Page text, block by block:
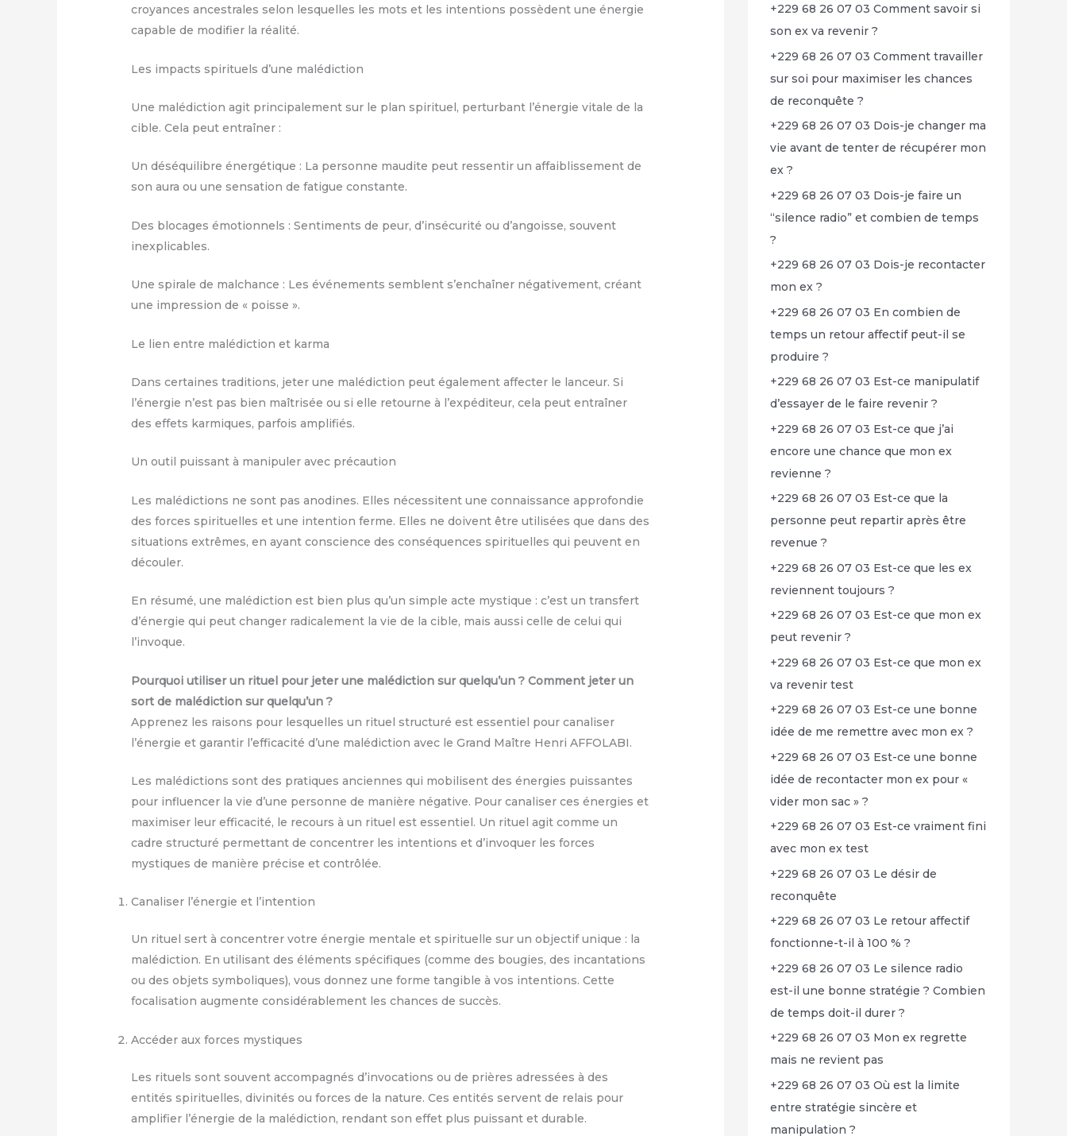
croyances ancestrales selon lesquelles les mots et les intentions possèdent une énergie
capable de modifier la réalité.
Les impacts spirituels d’une malédiction
Une malédiction agit principalement sur le plan spirituel, perturbant l’énergie vitale de la
cible. Cela peut entraîner :
Un déséquilibre énergétique : La personne maudite peut ressentir un affaiblissement de
son aura ou une sensation de fatigue constante.
Des blocages émotionnels : Sentiments de peur, d’insécurité ou d’angoisse, souvent
inexplicables.
Une spirale de malchance : Les événements semblent s’enchaîner négativement, créant
une impression de « poisse ».
Le lien entre malédiction et karma
Dans certaines traditions, jeter une malédiction peut également affecter le lanceur. Si
l’énergie n’est pas bien maîtrisée ou si elle retourne à l’expéditeur, cela peut entraîner
des effets karmiques, parfois amplifiés.
Un outil puissant à manipuler avec précaution
Les malédictions ne sont pas anodines. Elles nécessitent une connaissance approfondie
des forces spirituelles et une intention ferme. Elles ne doivent être utilisées que dans des
situations extrêmes, en ayant conscience des conséquences spirituelles qui peuvent en
découler.
En résumé, une malédiction est bien plus qu’un simple acte mystique : c’est un transfert
d’énergie qui peut changer radicalement la vie de la cible, mais aussi celle de celui qui
l’invoque.
Pourquoi utiliser un rituel pour jeter une malédiction sur quelqu’un ? Comment jeter un
sort de malédiction sur quelqu’un ?
Apprenez les raisons pour lesquelles un rituel structuré est essentiel pour canaliser
l’énergie et garantir l’efficacité d’une malédiction avec le Grand Maître Henri AFFOLABI.
Les malédictions sont des pratiques anciennes qui mobilisent des énergies puissantes
pour influencer la vie d’une personne de manière négative. Pour canaliser ces énergies et
maximiser leur efficacité, le recours à un rituel est essentiel. Un rituel agit comme un
cadre structuré permettant de concentrer les intentions et d’invoquer les forces
mystiques de manière précise et contrôlée.
Canaliser l’énergie et l’intention
Un rituel sert à concentrer votre énergie mentale et spirituelle sur un objectif unique : la
malédiction. En utilisant des éléments spécifiques (comme des bougies, des incantations
ou des objets symboliques), vous donnez une forme tangible à vos intentions. Cette
focalisation augmente considérablement les chances de succès.
Accéder aux forces mystiques
Les rituels sont souvent accompagnés d’invocations ou de prières adressées à des
entités spirituelles, divinités ou forces de la nature. Ces entités servent de relais pour
amplifier l’énergie de la malédiction, rendant son effet plus puissant et durable.
+229 68 26 07 03 Comment savoir si
son ex va revenir ?
+229 68 26 07 03 Comment travailler
sur soi pour maximiser les chances
de reconquête ?
+229 68 26 07 03 Dois-je changer ma
vie avant de tenter de récupérer mon
ex ?
+229 68 26 07 03 Dois-je faire un
“silence radio” et combien de temps
?
+229 68 26 07 03 Dois-je recontacter
mon ex ?
+229 68 26 07 03 En combien de
temps un retour affectif peut-il se
produire ?
+229 68 26 07 03 Est-ce manipulatif
d’essayer de le faire revenir ?
+229 68 26 07 03 Est-ce que j’ai
encore une chance que mon ex
revienne ?
+229 68 26 07 03 Est-ce que la
personne peut repartir après être
revenue ?
+229 68 26 07 03 Est-ce que les ex
reviennent toujours ?
+229 68 26 07 03 Est-ce que mon ex
peut revenir ?
+229 68 26 07 03 Est-ce que mon ex
va revenir test
+229 68 26 07 03 Est-ce une bonne
idée de me remettre avec mon ex ?
+229 68 26 07 03 Est-ce une bonne
idée de recontacter mon ex pour «
vider mon sac » ?
+229 68 26 07 03 Est-ce vraiment fini
avec mon ex test
+229 68 26 07 03 Le désir de
reconquête
+229 68 26 07 03 Le retour affectif
fonctionne-t-il à 100 % ?
+229 68 26 07 03 Le silence radio
est-il une bonne stratégie ? Combien
de temps doit-il durer ?
+229 68 26 07 03 Mon ex regrette
mais ne revient pas
+229 68 26 07 03 Où est la limite
entre stratégie sincère et
manipulation ?